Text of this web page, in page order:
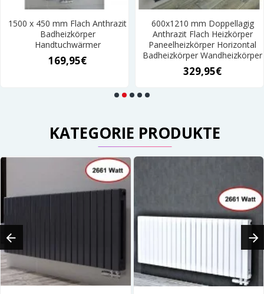
1500 x 450 mm Flach Anthrazit
Badheizkörper
Handtuchwärmer
169,95€
600x1210 mm Doppellagig
Anthrazit Flach Heizkörper
Paneelheizkörper Horizontal
Badheizkörper Wandheizkörper
329,95€
KATEGORIE PRODUKTE